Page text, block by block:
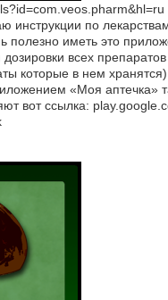
инструкции по
полезно иметь это
всех
которые в нем хранятся)
«Моя аптечка»
вот ссылка: